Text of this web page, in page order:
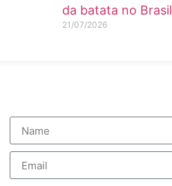
da batata no Brasil
21/07/2026